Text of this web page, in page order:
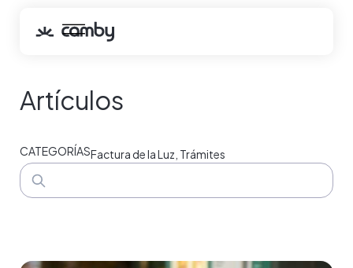
Artículos
CATEGORÍASFactura de la Luz Trámites